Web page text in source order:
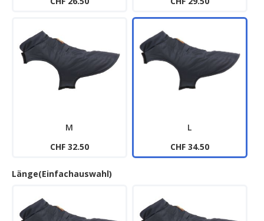
M
CHF 32.50
L
CHF 34.50
Länge(Einfachauswahl)